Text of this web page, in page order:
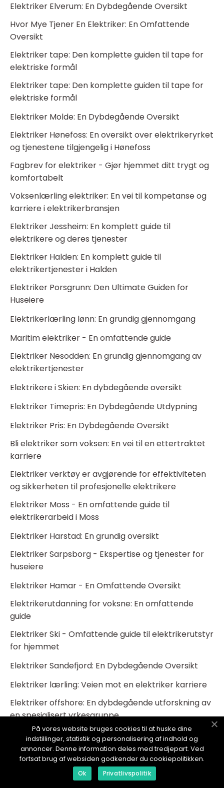
Elektriker Elverum: En Dybdegående Oversikt
Hvor Mye Tjener En Elektriker: En Omfattende
Oversikt
Elektriker tape: Den komplette guiden til tape for
elektriske formål
Elektriker tape: Den komplette guiden til tape for
elektriske formål
Elektriker Molde: En Dybdegående Oversikt
Elektriker Hønefoss: En oversikt over elektrikeryrket
og tjenestene tilgjengelig i Hønefoss
Fagbrev for elektriker - Gjør hjemmet ditt trygt og
komfortabelt
Voksenlærling elektriker: En vei til kompetanse og
karriere i elektrikerbransjen
Elektriker Jessheim: En komplett guide til
elektrikere og deres tjenester
Elektriker Halden: En komplett guide til
elektrikertjenester i Halden
Elektriker Porsgrunn: Den Ultimate Guiden for
Huseiere
Elektrikerlærling lønn: En grundig gjennomgang
Maritim elektriker - En omfattende guide
Elektriker Nesodden: En grundig gjennomgang av
elektrikertjenester
Elektrikere i Skien: En dybdegående oversikt
Elektriker Timepris: En Dybdegående Utdypning
Elektriker Pris: En Dybdegående Oversikt
Bli elektriker som voksen: En vei til en ettertraktet
karriere
Elektriker verktøy er avgjørende for effektiviteten
og sikkerheten til profesjonelle elektrikere
Elektriker Moss - En omfattende guide til
elektrikerarbeid i Moss
Elektriker Harstad: En grundig oversikt
Elektriker Sarpsborg - Ekspertise og tjenester for
huseiere
Elektriker Hamar - En Omfattende Oversikt
Elektrikerutdanning for voksne: En omfattende
guide
Elektriker Ski - Omfattende guide til elektrikerutstyr
for hjemmet
Elektriker Sandefjord: En Dybdegående Oversikt
Elektriker lærling: Veien mot en elektriker karriere
Elektriker offshore: En dybdegående utforskning av
en spesialisert yrkesgruppe
Elektriker Åsane: En dybdegående oversikt
Elektriker Arendal - En Dybdegående Oversikt og
Presentasjon
Lærlinglønn elektriker: En dypdykk i utbetalinger til
På vores website bruges cookies til at huske dine
indstillinger, statistik og personalisering af indhold og
annoncer. Denne information deles med tredjepart. Ved
fortsat brug af websiden godkender du cookiepolitikken.
Ok Privatlivspolitik